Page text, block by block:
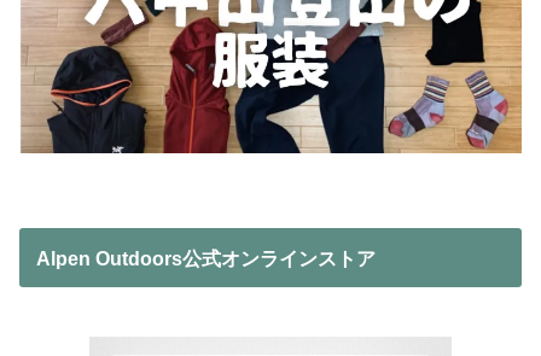
Alpen Outdoors公式オンラインストア